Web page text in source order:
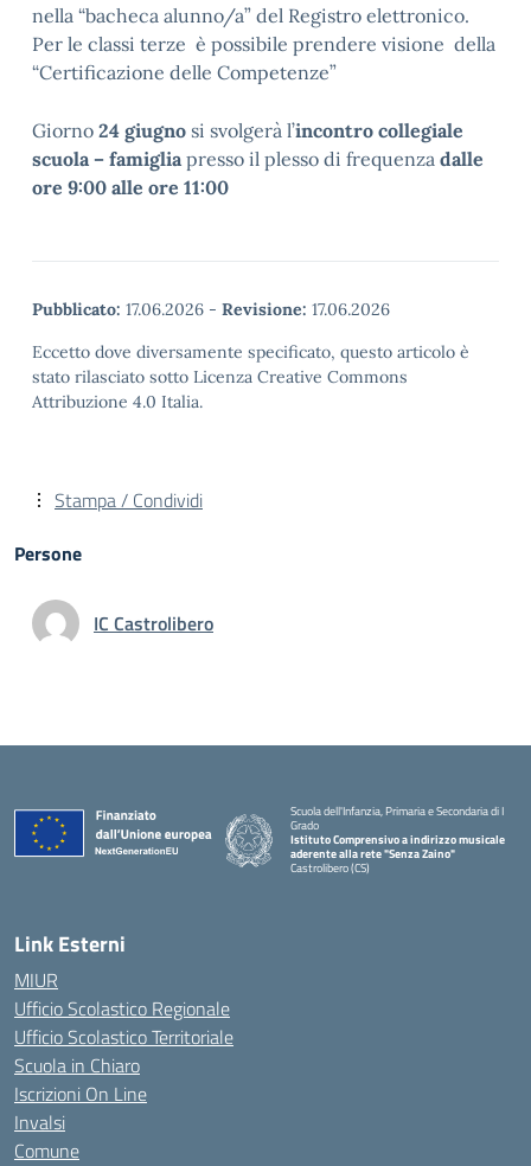
nella “bacheca alunno/a” del Registro elettronico.
Per le classi terze è possibile prendere visione della
“Certificazione delle Competenze”
Giorno 24 giugno si svolgerà l’incontro collegiale
scuola – famigliapresso il plesso di frequenza dalle
ore 9:00 alle ore 11:00
Pubblicato: 17.06.2026 - Revisione: 17.06.2026
Eccetto dove diversamente specificato, questo articolo è
stato rilasciato sotto Licenza Creative Commons
Attribuzione 4.0 Italia.
Stampa / Condividi
Persone
IC Castrolibero
Scuola dell'Infanzia, Primaria e Secondaria di I
Grado
Istituto Comprensivo a indirizzo musicale
aderente alla rete "Senza Zaino"
Castrolibero (CS)
Link Esterni
MIUR
Ufficio Scolastico Regionale
Ufficio Scolastico Territoriale
Scuola in Chiaro
Iscrizioni On Line
Invalsi
Comune